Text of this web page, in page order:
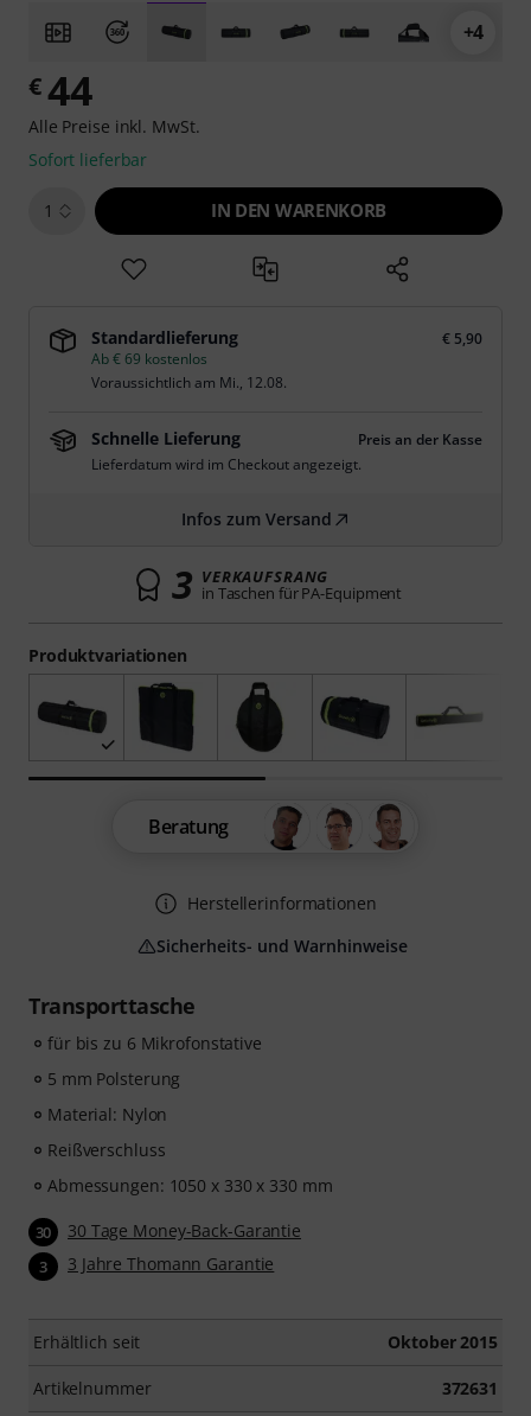
+4
Transporttasche
für bis zu 6 Mikrofonstative
5 mm Polsterung
Material: Nylon
Reißverschluss
Abmessungen: 1050 x 330 x 330 mm
30 30 Tage Money-Back-Garantie
3 3 Jahre Thomann Garantie
Erhältlich seit Oktober 2015
Artikelnummer 372631
Produktvariationen
€44
Alle Preise inkl. MwSt.
Sofort lieferbar
1 IN DEN WARENKORB
Standardlieferung
€ 5,90
Ab € 69 kostenlos
Voraussichtlich am Mi., 12.08.
Schnelle Lieferung
Preis an der Kasse
Lieferdatum wird im Checkout angezeigt.
Infos zum Versand
3 VERKAUFSRANG
in Taschen für PA-Equipment
Beratung
Herstellerinformationen
Sicherheits- und Warnhinweise